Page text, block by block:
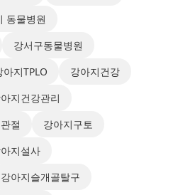
동물병원
강서구동물병원
아지TPLO
강아지건강
지건강관리
절
강아지구토
지설사
강아지슬개골탈구